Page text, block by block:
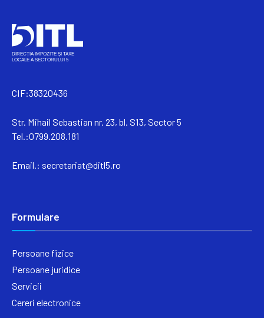
CIF:38320436
Str. Mihail Sebastian nr. 23, bl. S13, Sector 5
Tel.:0799.208.181
Email.: secretariat@ditl5.ro
Formulare
Persoane fizice
Persoane juridice
Servicii
Cereri electronice